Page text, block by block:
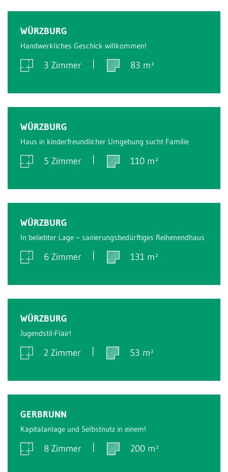
WÜRZBURG
Handwerkliches Geschick willkommen!
3 Zimmer 83 m²
WÜRZBURG
Haus in kinderfreundlicher Umgebung sucht Familie
5 Zimmer 110 m²
WÜRZBURG
In beliebter Lage – sanierungsbedürftiges Reihenendhaus
6 Zimmer 131 m²
WÜRZBURG
Jugendstil-Flair!
2 Zimmer 53 m²
GERBRUNN
Kapitalanlage und Selbstnutz in einem!
8 Zimmer 200 m²